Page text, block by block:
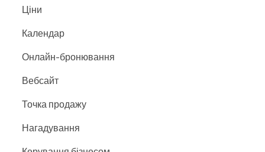
Ціни
Календар
Онлайн-бронювання
Вебсайт
Точка продажу
Нагадування